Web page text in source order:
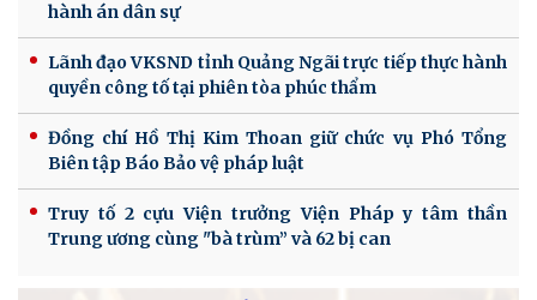
hành án dân sự
Lãnh đạo VKSND tỉnh Quảng Ngãi trực tiếp thực hành
quyền công tố tại phiên tòa phúc thẩm
Đồng chí Hồ Thị Kim Thoan giữ chức vụ Phó Tổng
Biên tập Báo Bảo vệ pháp luật
Truy tố 2 cựu Viện trưởng Viện Pháp y tâm thần
Trung ương cùng "bà trùm” và 62 bị can